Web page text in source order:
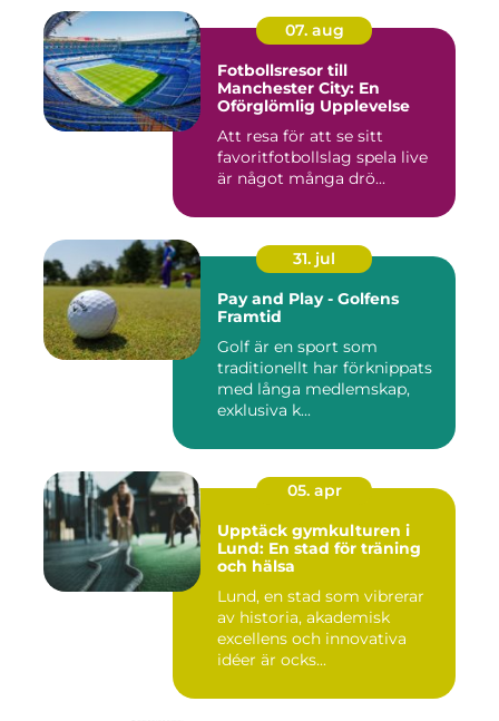
07. aug
Fotbollsresor till
Manchester City: En
Oförglömlig Upplevelse
Att resa för att se sitt
favoritfotbollslag spela live
är något många drö...
31. jul
Pay and Play - Golfens
Framtid
Golf är en sport som
traditionellt har förknippats
med långa medlemskap,
exklusiva k...
05. apr
Upptäck gymkulturen i
Lund: En stad för träning
och hälsa
Lund, en stad som vibrerar
av historia, akademisk
excellens och innovativa
idéer är ocks...